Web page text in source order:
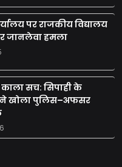
पर राजकीय विद्यालय
जानलेवा हमला
सच: सिपाही के
ने खोला पुलिस–अफसर